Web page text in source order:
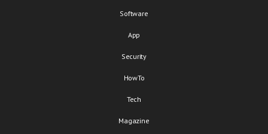
Software
App
Security
HowTo
Tech
Magazine